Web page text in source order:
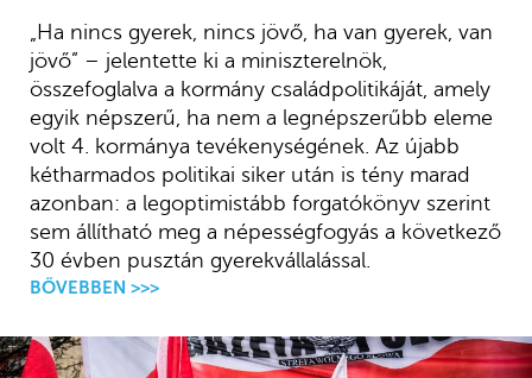
„Ha nincs gyerek, nincs jövő, ha van gyerek, van
jövő” – jelentette ki a miniszterelnök,
összefoglalva a kormány családpolitikáját, amely
egyik népszerű, ha nem a legnépszerűbb eleme
volt 4. kormánya tevékenységének. Az újabb
kétharmados politikai siker után is tény marad
azonban: a legoptimistább forgatókönyv szerint
sem állítható meg a népességfogyás a következő
30 évben pusztán gyerekvállalással.
BŐVEBBEN >>>